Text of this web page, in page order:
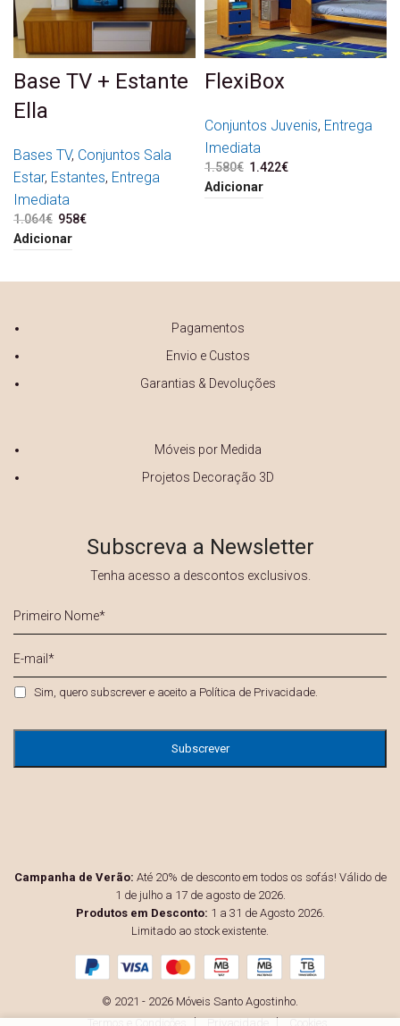
Base TV + Estante
Ella
Bases TV, Conjuntos Sala
Estar, Estantes, Entrega
Imediata
1.064€ O preço original era:
1.064€.
958€
Adicionar
FlexiBox
Conjuntos Juvenis, Entrega
Imediata
1.580€ O preço original era:
1.580€.
1.422€
Adicionar
Pagamentos
Envio e Custos
Garantias & Devoluções
Móveis por Medida
Projetos Decoração 3D
Subscreva a Newsletter
Tenha acesso a descontos exclusivos.
Nome
*
mail
Privacidade *
Sim, quero subscrever e aceito a Política de Privacidade.
Campanha de Verão: Até 20% de desconto em todos os sofás! Válido de
1 de julho a 17 de agosto de 2026.
Produtos em Desconto: 1 a 31 de Agosto 2026.
Limitado ao stock existente.
© 2021 - 2026 Móveis Santo Agostinho.